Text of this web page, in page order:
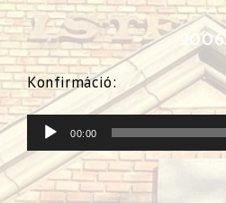
2006
Konfirmáció:
Audió
lejátszó
00:00